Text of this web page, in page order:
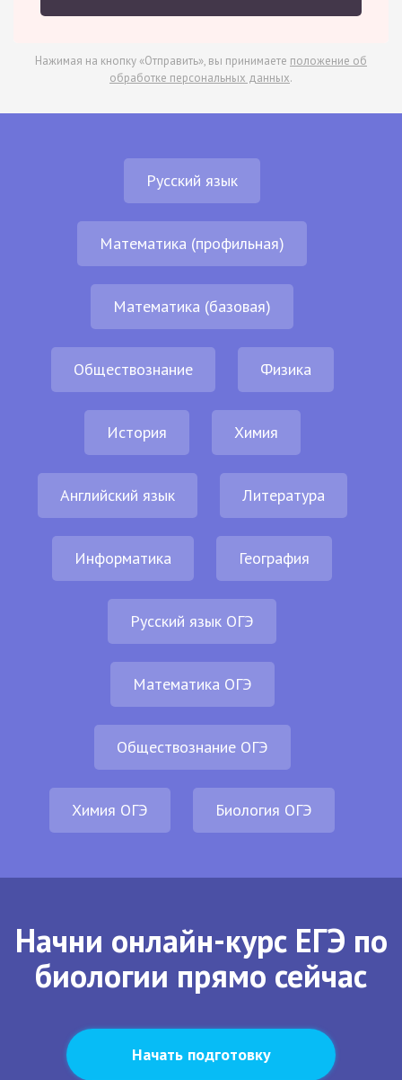
Нажимая на кнопку «Отправить», вы принимаете положение об
обработке персональных данных.
Русский язык
Математика (профильная)
Математика (базовая)
Обществознание Физика
История Химия
Английский язык Литература
Информатика География
Русский язык ОГЭ
Математика ОГЭ
Обществознание ОГЭ
Химия ОГЭ Биология ОГЭ
Начни онлайн-курс ЕГЭ по
биологии прямо сейчас
Начать подготовку